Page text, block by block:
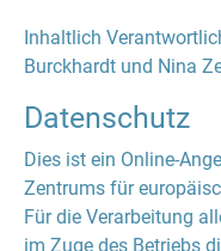
Inhaltlich
Burckhardt und Nina
Datenschutz
Dies ist ein Online-
Zentrums für
Für die Verarbeitung
im Zuge des Betriebs